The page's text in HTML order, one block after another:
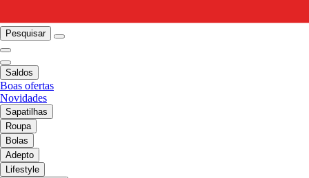
Pesquisar
Saldos
Boas ofertas
Novidades
Sapatilhas
Roupa
Bolas
Adepto
Lifestyle